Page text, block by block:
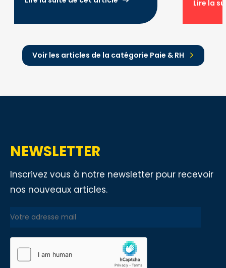
Lire la
Voir les articles de la catégorie Paie & RH
NEWSLETTER
Inscrivez vous à notre newsletter pour recevoir
nos nouveaux articles.